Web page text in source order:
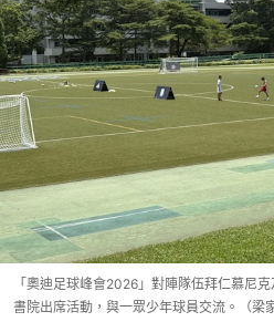
「奧迪足球峰會2026」對陣隊伍拜仁慕尼
書院出席活動，與一眾少年球員交流。（梁